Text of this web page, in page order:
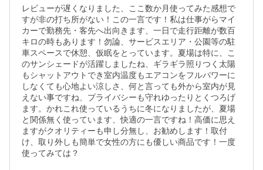
レビューが遅くなりました、ここ数か月使ってみた感想で
すが非の打ち所がない！この一言です！私は仕事がらマイ
カーで勤務先・客先へ出向きます、一日で走行距離が数百
キロの時もあります！勿論、サービスエリア・公園等の駐
車スペースで休憩、仮眠をとっています。夏場は特に、こ
のサンシェードが活躍しましたね、ギラギラ照りつく太陽
もシャットアウトでき室内温度もエアコンをフルパワーに
しなくても心地よい涼しさ、何と言っても外から室内が見
えない事ですね、プライバシーも守れゆったりとくつろげ
ます。かれこれ使っているうちに冬になりましたが、夏場
と関係無く使っています、快適の一言ですね！高価に思え
ますがクオリティーも申し分無し、お勧めします！取付
け、取り外しも簡単で女性の方にも優しい商品です！一度